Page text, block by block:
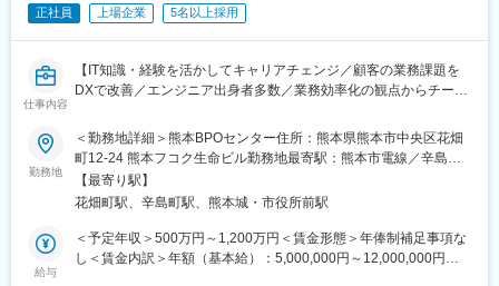
両）を操縦する走行試験に携わることもできます。
自身が認可取得を担当した製品が市場で利用される、技術交渉し
た内容が業界の標準として認知される、新しい法規として発行さ
れる等、成果が目に見える形で世の中に出てくるため非常に達成
感を感じることが出来ます。そこには自身のアイデアを盛り込む
また、常に開発部門と連携を保ちながら業務を進める領域のた
め、最先端の技術に触れながら業務を遂行いただけます。
「二輪の完成車やエンジンに触れたい」「目に見える形で成果を
残したい」「最先端の技術に触れたい」という想いのある方には
正社員 上場企業 5名以上採用
仕事内容
【IT知識・経験を活かしてキャリアチェンジ／顧客の業務課題を
DXで改善／エンジニア出身者多数／業務効率化の観点からチーム
■アクセンチュア株式会社のBPOとは
クライアントの業務をお預かりし、成り代わって業務執行しつ
つ、その業務の中で改善・効率化できると思われる課題を発見
し、改善提案を行うサービスです。
単なる「業務のアウトソーシング」ではなく、業務受託後にお客
様企業に代わって業務効率化を実現することを目的としておりま
す。
勤務地
＜勤務地詳細＞熊本BPOセンター住所：熊本県熊本市中央区花畑
町12-24 熊本フコク生命ビル勤務地最寄駅：熊本市電線／辛島町
駅受動喫煙対策：屋内全面禁煙変更の範囲：会社の定める事業所
【最寄り駅】
花畑町駅、辛島町駅、熊本城・市役所前駅
給与
＜予定年収＞500万円～1,200万円＜賃金形態＞年俸制補足事項な
し＜賃金内訳＞年額（基本給）：5,000,000円～12,000,000円＜